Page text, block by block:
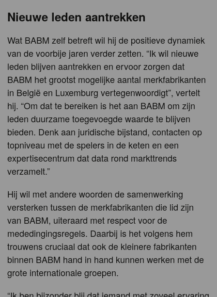
Nieuwe leden aantrekken
Wat BABM zelf betreft wil hij de positieve dynamiek
van de voorbije jaren verder zetten. “Ik wil nieuwe
leden blijven aantrekken en ervoor zorgen dat
BABM het grootst mogelijke aantal merkfabrikanten
in België en Luxemburg vertegenwoordigt”, vertelt
hij. “Om dat te bereiken is het aan BABM om zijn
leden duurzame toegevoegde waarde te blijven
bieden. Denk aan juridische bijstand, contacten op
topniveau met de spelers in de keten en een
expertisecentrum dat data rond markttrends
verzamelt.”
Hij wil met andere woorden de samenwerking
versterken tussen de merkfabrikanten die lid zijn
van BABM, uiteraard met respect voor de
mededingingsregels. Daarbij is het volgens hem
trouwens cruciaal dat ook de kleinere fabrikanten
binnen BABM hand in hand kunnen werken met de
grote internationale groepen.